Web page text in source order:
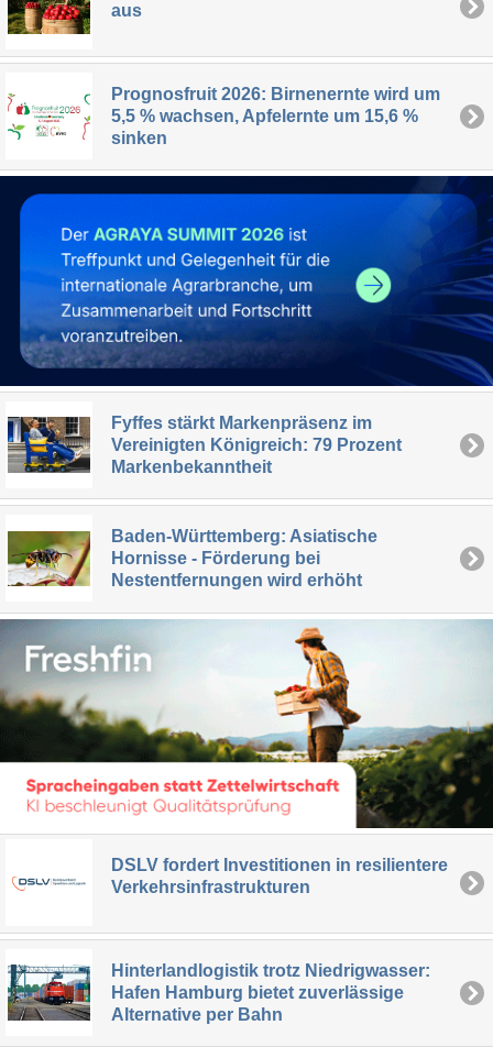
aus
Prognosfruit 2026: Birnenernte wird um
5,5 % wachsen, Apfelernte um 15,6 %
sinken
Fyffes stärkt Markenpräsenz im
Vereinigten Königreich: 79 Prozent
Markenbekanntheit
Baden-Württemberg: Asiatische
Hornisse - Förderung bei
Nestentfernungen wird erhöht
DSLV fordert Investitionen in resilientere
Verkehrsinfrastrukturen
Hinterlandlogistik trotz Niedrigwasser:
Hafen Hamburg bietet zuverlässige
Alternative per Bahn